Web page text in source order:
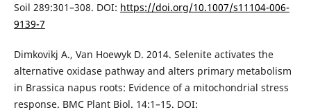
Soil 289:301–308. DOI: https://doi.org/10.1007/s11104-006-
9139-7
Dimkovikj A., Van Hoewyk D. 2014. Selenite activates the
alternative oxidase pathway and alters primary metabolism
in Brassica napus roots: Evidence of a mitochondrial stress
response. BMC Plant Biol. 14:1–15. DOI: